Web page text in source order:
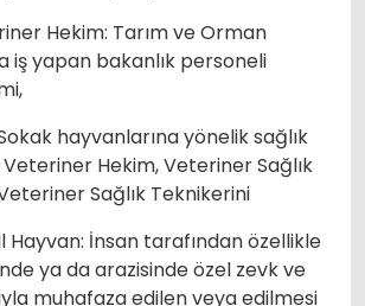
Hekim: Tarım ve Orman
iş yapan bakanlık personeli
hayvanlarına yönelik sağlık
Hekim, Veteriner Sağlık
Sağlık Teknikerini
Hayvan: İnsan tarafından özellikle
ya da arazisinde özel zevk ve
muhafaza edilen veya edilmesi